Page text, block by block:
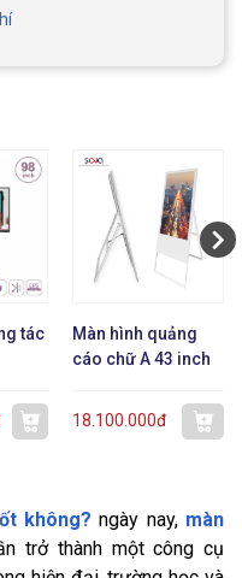
tác
Màn hình quảng
cáo chữ A 43 inch
18.100.000đ
không? ngày nay, màn
trở thành một công cụ